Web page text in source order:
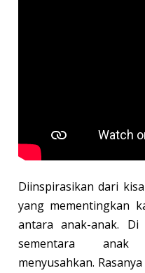
Diinspirasikan dari
yang mementingkan
antara anak-anak.
sementara anak
menyusahkan.